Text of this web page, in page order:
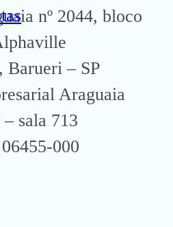
nº 2044, bloco
Barueri – SP
Araguaia
sala 713
000